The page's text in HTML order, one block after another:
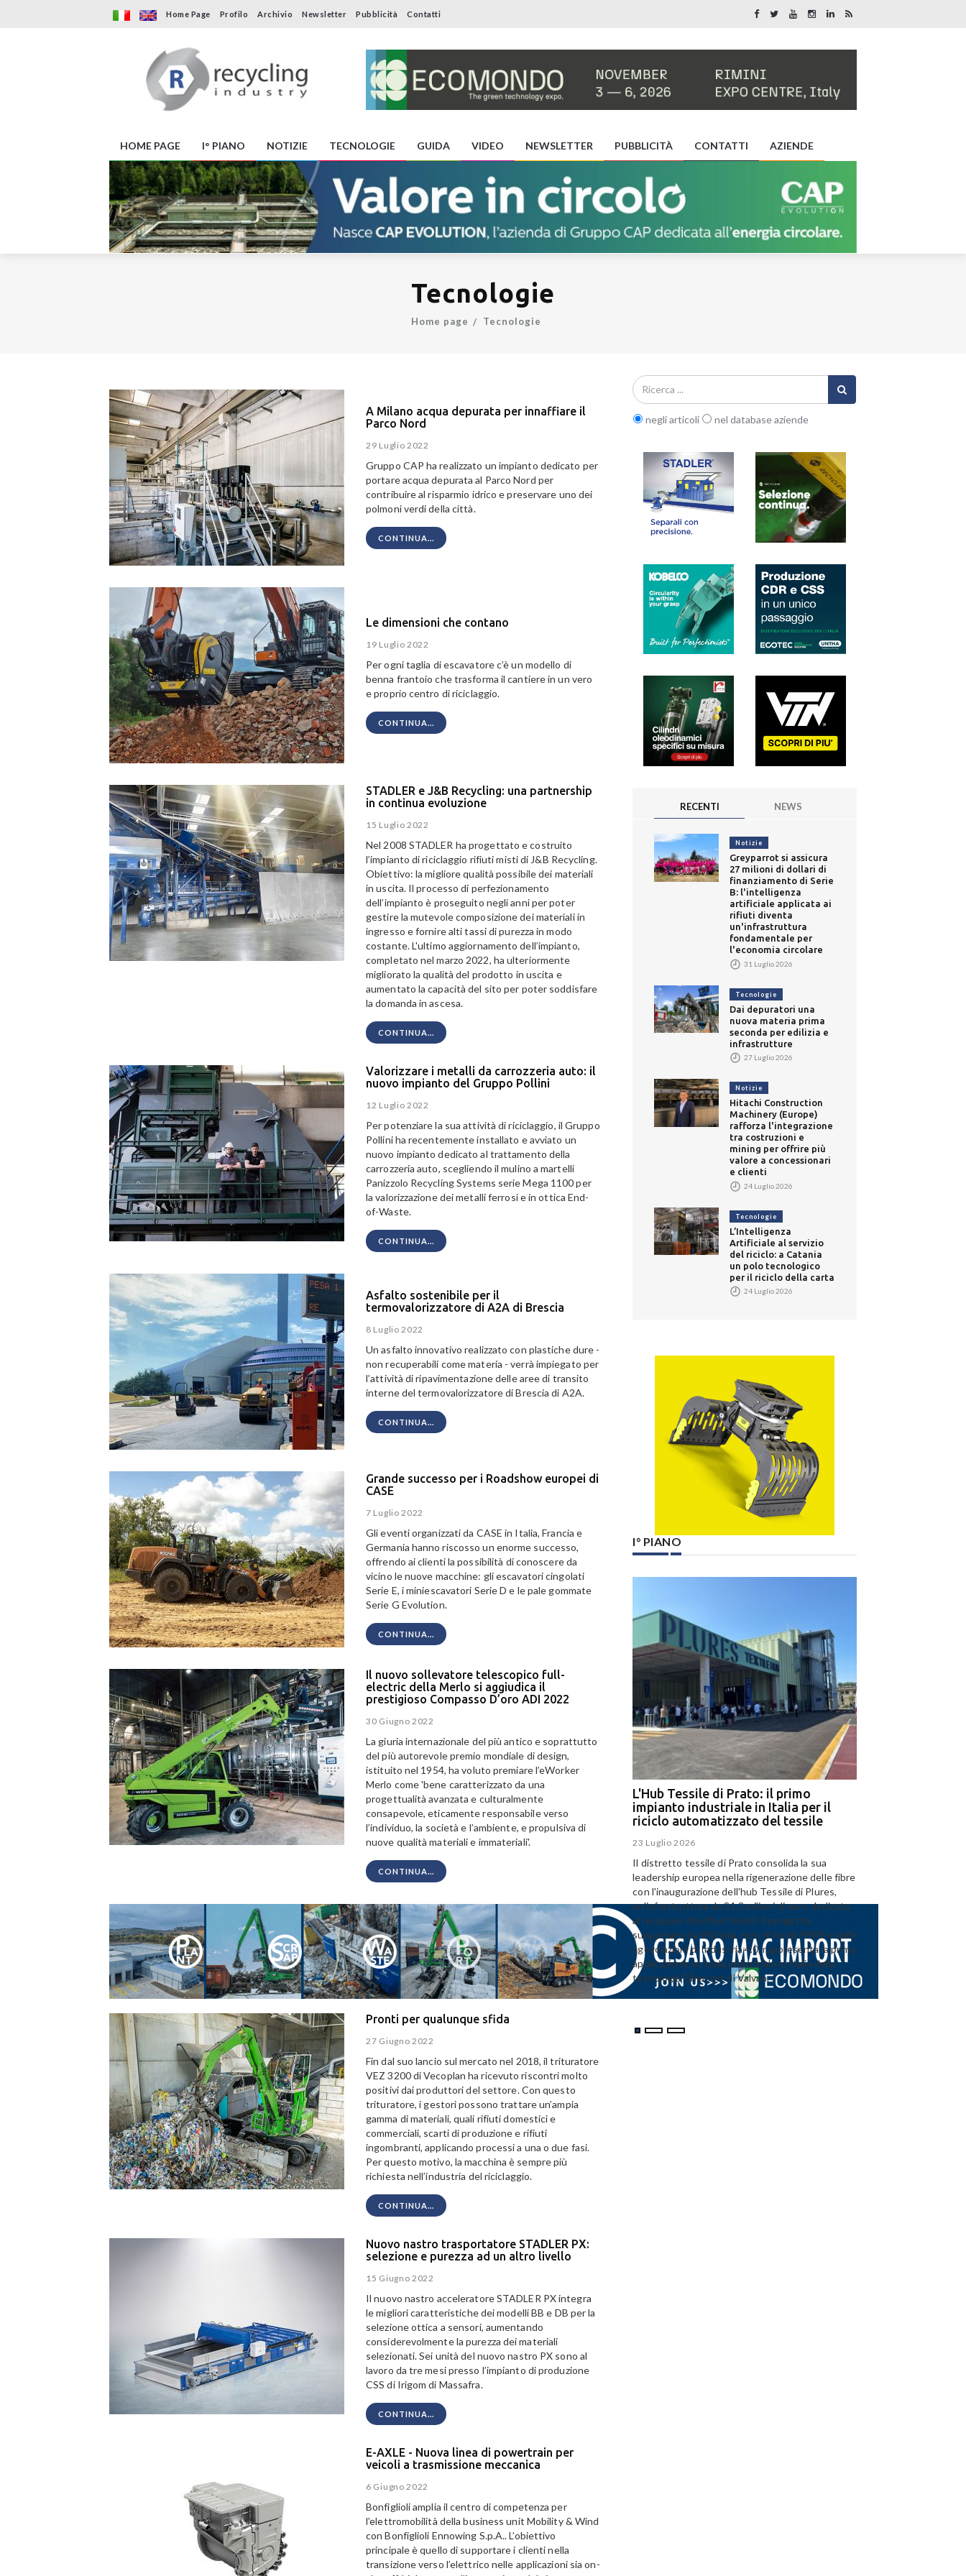
Home Page Profilo Archivio Newsletter Pubblicità Contatti
HOME PAGE I° PIANO NOTIZIE TECNOLOGIE GUIDA VIDEO NEWSLETTER PUBBLICITÀ CONTATTI AZIENDE
Tecnologie
Home page Tecnologie
A Milano acqua depurata per innaffiare il
Parco Nord
29 Luglio 2022
Gruppo CAP ha realizzato un impianto dedicato per
portare acqua depurata al Parco Nord per
contribuire al risparmio idrico e preservare uno dei
polmoni verdi della città.
CONTINUA...
Le dimensioni che contano
19 Luglio 2022
Per ogni taglia di escavatore c’è un modello di
benna frantoio che trasforma il cantiere in un vero
e proprio centro di riciclaggio.
CONTINUA...
STADLER e J&B Recycling: una partnership
in continua evoluzione
15 Luglio 2022
Nel 2008 STADLER ha progettato e costruito
l’impianto di riciclaggio rifiuti misti di J&B Recycling.
Obiettivo: la migliore qualità possibile dei materiali
in uscita. Il processo di perfezionamento
dell’impianto è proseguito negli anni per poter
gestire la mutevole composizione dei materiali in
ingresso e fornire alti tassi di purezza in modo
costante. L'ultimo aggiornamento dell’impianto,
completato nel marzo 2022, ha ulteriormente
migliorato la qualità del prodotto in uscita e
aumentato la capacità del sito per poter soddisfare
la domanda in ascesa.
CONTINUA...
Valorizzare i metalli da carrozzeria auto: il
nuovo impianto del Gruppo Pollini
12 Luglio 2022
Per potenziare la sua attività di riciclaggio, il Gruppo
Pollini ha recentemente installato e avviato un
nuovo impianto dedicato al trattamento della
carrozzeria auto, scegliendo il mulino a martelli
Panizzolo Recycling Systems serie Mega 1100 per
la valorizzazione dei metalli ferrosi e in ottica End-
of-Waste.
CONTINUA...
Asfalto sostenibile per il
termovalorizzatore di A2A di Brescia
8 Luglio 2022
Un asfalto innovativo realizzato con plastiche dure -
non recuperabili come materia - verrà impiegato per
l’attività di ripavimentazione delle aree di transito
interne del termovalorizzatore di Brescia di A2A.
CONTINUA...
Grande successo per i Roadshow europei di
CASE
7 Luglio 2022
Gli eventi organizzati da CASE in Italia, Francia e
Germania hanno riscosso un enorme successo,
offrendo ai clienti la possibilità di conoscere da
vicino le nuove macchine: gli escavatori cingolati
Serie E, i miniescavatori Serie D e le pale gommate
Serie G Evolution.
CONTINUA...
Il nuovo sollevatore telescopico full-
electric della Merlo si aggiudica il
prestigioso Compasso D’oro ADI 2022
30 Giugno 2022
La giuria internazionale del più antico e soprattutto
del più autorevole premio mondiale di design,
istituito nel 1954, ha voluto premiare l’eWorker
Merlo come 'bene caratterizzato da una
progettualità avanzata e culturalmente
consapevole, eticamente responsabile verso
l’individuo, la società e l’ambiente, e propulsiva di
nuove qualità materiali e immateriali'.
CONTINUA...
Pronti per qualunque sfida
27 Giugno 2022
Fin dal suo lancio sul mercato nel 2018, il trituratore
VEZ 3200 di Vecoplan ha ricevuto riscontri molto
positivi dai produttori del settore. Con questo
trituratore, i gestori possono trattare un’ampia
gamma di materiali, quali rifiuti domestici e
commerciali, scarti di produzione e rifiuti
ingombranti, applicando processi a una o due fasi.
Per questo motivo, la macchina è sempre più
richiesta nell’industria del riciclaggio.
CONTINUA...
Nuovo nastro trasportatore STADLER PX:
selezione e purezza ad un altro livello
15 Giugno 2022
Il nuovo nastro acceleratore STADLER PX integra
le migliori caratteristiche dei modelli BB e DB per la
selezione ottica a sensori, aumentando
considerevolmente la purezza dei materiali
selezionati. Sei unità del nuovo nastro PX sono al
lavoro da tre mesi presso l’impianto di produzione
CSS di Irigom di Massafra.
CONTINUA...
E-AXLE - Nuova linea di powertrain per
veicoli a trasmissione meccanica
6 Giugno 2022
Bonfiglioli amplia il centro di competenza per
l’elettromobilità della business unit Mobility & Wind
con Bonfiglioli Ennowing S.p.A.. L’obiettivo
principale è quello di supportare i clienti nella
transizione verso l’elettrico nelle applicazioni sia on-
negli articoli nel database aziende
RECENTI NEWS
Notizie
Greyparrot si assicura
27 milioni di dollari di
finanziamento di Serie
B: l'intelligenza
artificiale applicata ai
rifiuti diventa
un'infrastruttura
fondamentale per
l'economia circolare
31 Luglio 2026
Tecnologie
Dai depuratori una
nuova materia prima
seconda per edilizia e
infrastrutture
27 Luglio 2026
Notizie
Hitachi Construction
Machinery (Europe)
rafforza l'integrazione
tra costruzioni e
mining per offrire più
valore a concessionari
e clienti
24 Luglio 2026
Tecnologie
L’Intelligenza
Artificiale al servizio
del riciclo: a Catania
un polo tecnologico
per il riciclo della carta
24 Luglio 2026
I° PIANO
L'Hub Tessile di Prato: il primo
impianto industriale in Italia per il
riciclo automatizzato del tessile
23 Luglio 2026
Il distretto tessile di Prato consolida la sua
leadership europea nella rigenerazione delle fibre
con l'inaugurazione dell'hub Tessile di Plures,
un'infrastruttura da 31,3 milioni di euro dedicata
al recupero dei rifiuti tessili. Il progetto,
supportato da 900 mila euro di fondi PNRR e dalle
agevolazioni di Industria 4.0, rappresenta la prima
applicazione su scala industriale in Italia della
tecnologia Fibersort di Valvan.
capacità annua di